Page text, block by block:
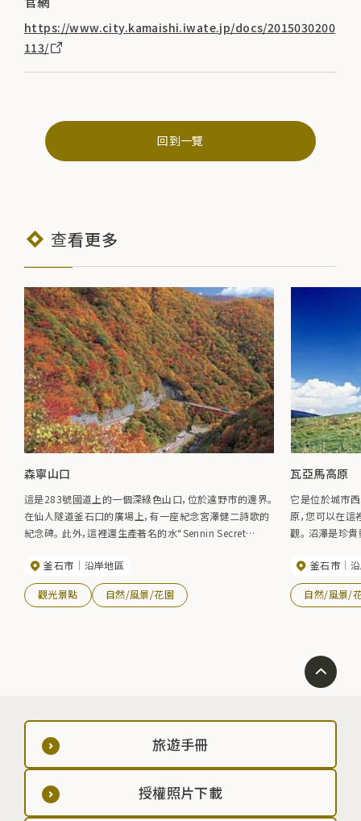
https://www.city.kamaishi.iwate.jp/docs/2015030200
113/
回到一覽
查看更多
森寧山口
這是283號國道上的一個深綠色山口，位於遠野市的邊界。
在仙人隧道釜石口的廣場上，有一座紀念宮澤健二詩歌的
紀念碑。 此外，這裡還生產著名的水“Sennin Secret
釜石市
沿岸地區
觀光景點 自然/風景/花園
瓦亞馬高原
它是位於城市
原，您可以在
觀。 沼澤是珍
→Wayama
釜石廣域風力
機組43台。
釜石市
自然/風景/
旅遊手冊
授權照片下載